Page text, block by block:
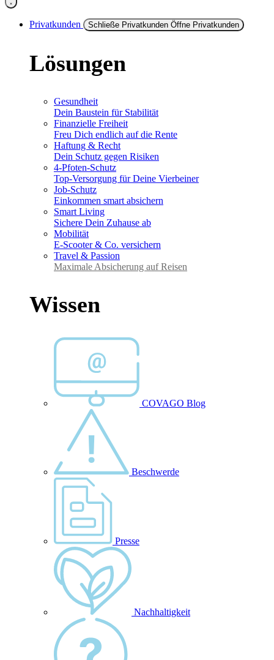
Privatkunden Schließe Privatkunden Öffne Privatkunden
Lösungen
Gesundheit
Dein Baustein für Stabilität
Finanzielle Freiheit
Freu Dich endlich auf die Rente
Haftung & Recht
Dein Schutz gegen Risiken
4-Pfoten-Schutz
Top-Versorgung für Deine Vierbeiner
Job-Schutz
Einkommen smart absichern
Smart Living
Sichere Dein Zuhause ab
Mobilität
E-Scooter & Co. versichern
Travel & Passion
Maximale Absicherung auf Reisen
Wissen
COVAGO Blog
Beschwerde
Presse
Nachhaltigkeit